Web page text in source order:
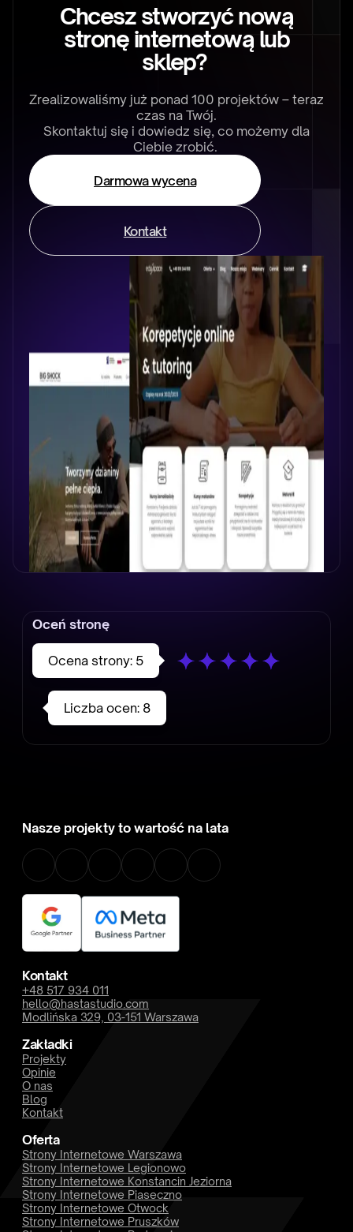
Chcesz stworzyć nową
stronę internetową lub
sklep?
Zrealizowaliśmy już ponad 100 projektów – teraz
czas na Twój.
Skontaktuj się i dowiedz się, co możemy dla
Ciebie zrobić.
Darmowa wycena
Kontakt
Oceń stronę
Ocena strony: 5
Liczba ocen: 8
Nasze projekty to wartość na lata
Kontakt
+48 517 934 011
hello@hastastudio.com
Modlińska 329, 03-151 Warszawa
Zakładki
Projekty
Opinie
O nas
Blog
Kontakt
Oferta
Strony Internetowe Warszawa
Strony Internetowe Legionowo
Strony Internetowe Konstancin Jeziorna
Strony Internetowe Piaseczno
Strony Internetowe Otwock
Strony Internetowe Pruszków